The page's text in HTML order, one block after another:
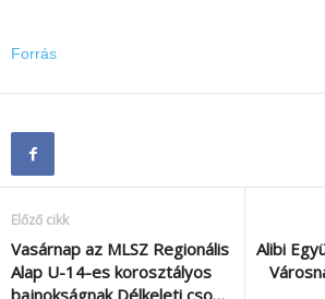
Forrás
Előző cikk
Vasárnap az MLSZ Regionális
Alap U-14-es korosztályos
Alibi